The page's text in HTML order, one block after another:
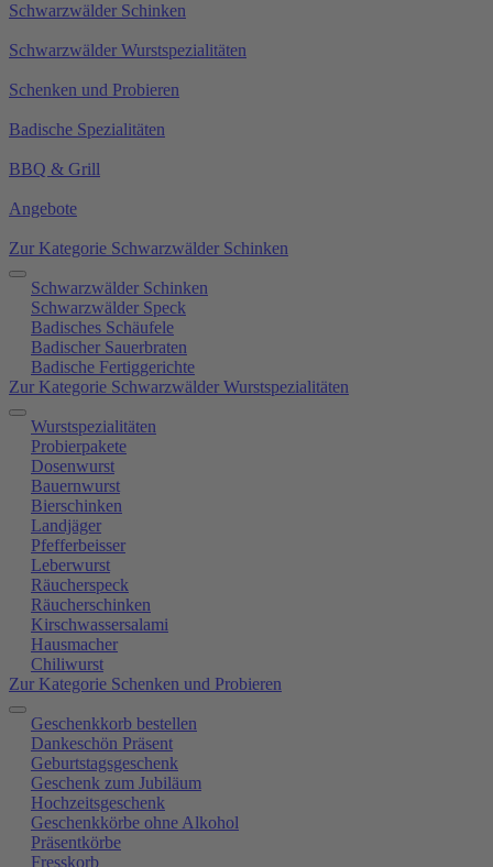
Schwarzwälder Schinken
Schwarzwälder Wurstspezialitäten
Schenken und Probieren
Badische Spezialitäten
BBQ & Grill
Angebote
Zur Kategorie Schwarzwälder Schinken
Schwarzwälder Schinken
Schwarzwälder Speck
Badisches Schäufele
Badischer Sauerbraten
Badische Fertiggerichte
Zur Kategorie Schwarzwälder Wurstspezialitäten
Wurstspezialitäten
Probierpakete
Dosenwurst
Bauernwurst
Bierschinken
Landjäger
Pfefferbeisser
Leberwurst
Räucherspeck
Räucherschinken
Kirschwassersalami
Hausmacher
Chiliwurst
Zur Kategorie Schenken und Probieren
Geschenkkorb bestellen
Dankeschön Präsent
Geburtstagsgeschenk
Geschenk zum Jubiläum
Hochzeitsgeschenk
Geschenkkörbe ohne Alkohol
Präsentkörbe
Fresskorb